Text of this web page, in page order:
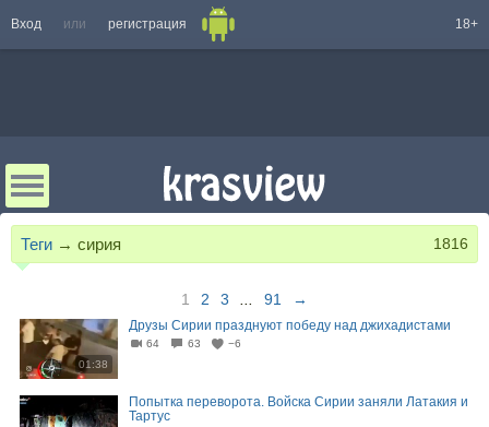
Вход или регистрация 18+
Теги → сирия 1816
1 2 3 91 →
01:38
Друзы Сирии празднуют победу над джихадистами
64 63 −6
Попытка переворота. Войска Сирии заняли Латакия и
Тартус